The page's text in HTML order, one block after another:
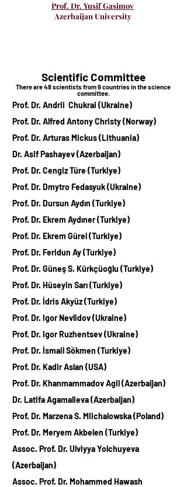
Prof. Dr. Yusif Gasimov
Azerbaijan University
Scientific Committee
There are 48scientists from 9 countries in the science
committee.
Prof. Dr. Andrii Chukrai (Ukraine)
Prof. Dr. Alfred Antony Christy (Norway)
Prof. Dr. Arturas Mickus (Lithuania)
Dr. Asif Pashayev (Azerbaijan)
Prof. Dr. Cengiz Türe (Turkiye)
Prof. Dr. Dmytro Fedasyuk (Ukraine)
Prof. Dr. Dursun Aydın (Turkiye)
Prof. Dr. Ekrem Aydıner (Turkiye)
Prof. Dr. Ekrem Gürel (Turkiye)
Prof. Dr. Feridun Ay (Turkiye)
Prof. Dr. Güneş S. Kürkçüoğlu (Turkiye)
Prof. Dr. Hüseyin Sarı (Turkiye)
Prof. Dr. İdris Akyüz (Turkiye)
Prof. Dr. Igor Nevlidov (Ukraine)
Prof. Dr. Igor Ruzhentsev (Ukraine)
Prof. Dr. İsmail Sökmen (Turkiye)
Prof. Dr. Kadir Aslan (USA)
Prof. Dr. Khanmammadov Agil (Azerbaijan)
Dr. Latifa Agamalieva (Azerbaijan)
Prof. Dr. Marzena S. MIichalowska (Poland)
Prof. Dr. Meryem Akbelen (Turkiye)
Assoc. Prof. Dr. Ulviyya Yolchuyeva
(Azerbaijan)
Assoc. Prof.Dr. Mohammed Hawash